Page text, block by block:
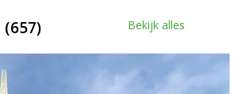
(657) Bekijk alles